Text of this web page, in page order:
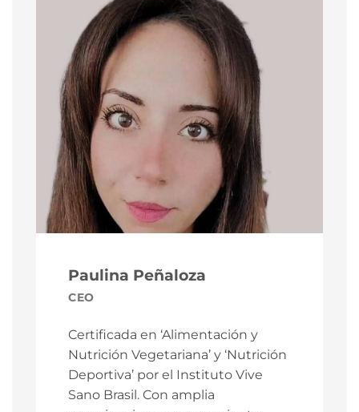
Paulina Peñaloza
CEO
Certificada en ‘Alimentación y
Nutrición Vegetariana’ y ‘Nutrición
Deportiva’ por el Instituto Vive
Sano Brasil. Con amplia